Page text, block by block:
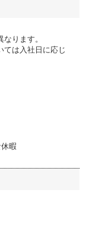
ります。
ては入社日に応じ
暇